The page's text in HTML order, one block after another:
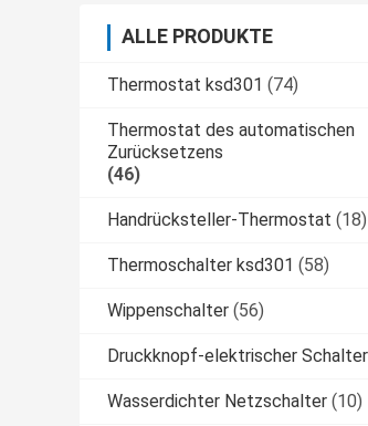
ALLE PRODUKTE
Thermostat ksd301 (74)
Thermostat des automatischen
Zurücksetzens
(46)
Handrücksteller-Thermostat (18)
Thermoschalter ksd301 (58)
Wippenschalter (56)
Druckknopf-elektrischer Schalter
Wasserdichter Netzschalter (10)